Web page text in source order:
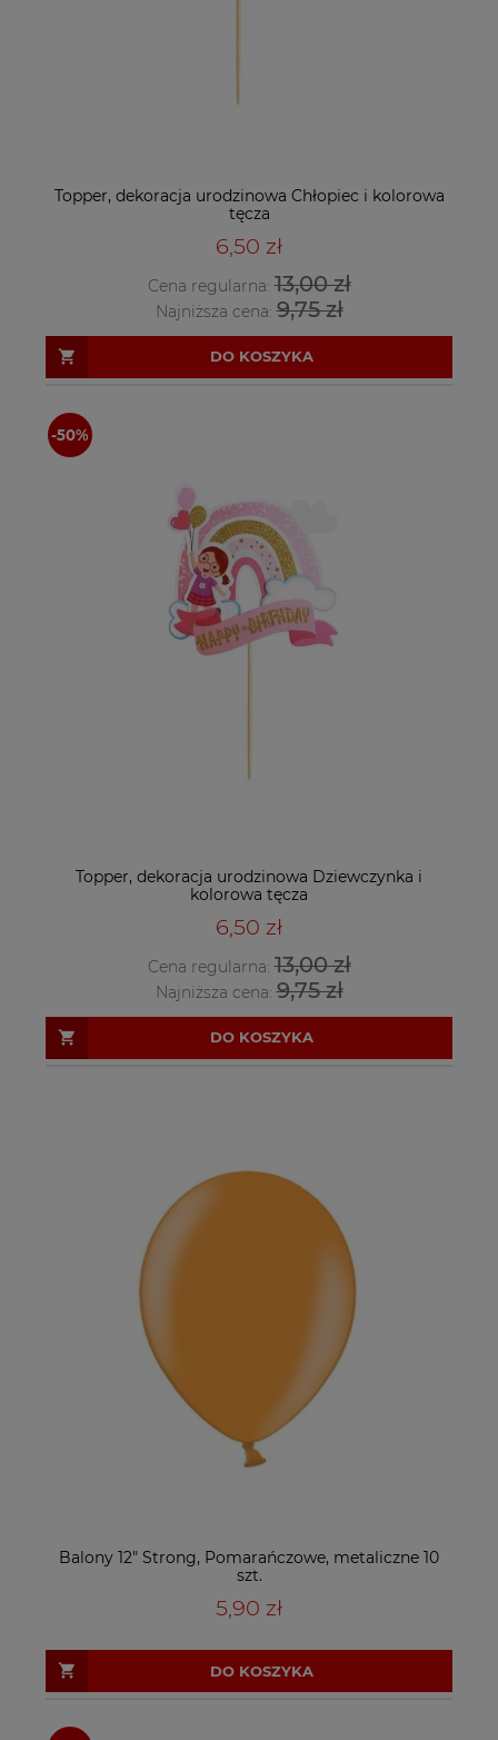
Topper, dekoracja urodzinowa Chłopiec i kolorowa
tęcza
6,50 zł
Cena regularna:13,00 zł
Najniższa cena:9,75 zł
DO KOSZYKA
Topper, dekoracja urodzinowa Dziewczynka i
kolorowa tęcza
6,50 zł
Cena regularna:13,00 zł
Najniższa cena:9,75 zł
DO KOSZYKA
Balony 12" Strong, Pomarańczowe, metaliczne 10
szt.
5,90 zł
DO KOSZYKA